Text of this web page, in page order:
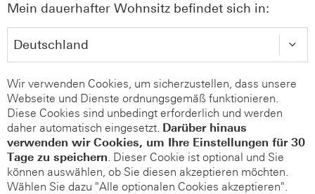
Mein dauerhafter Wohnsitz befindet sich in:
Wir verwenden Cookies, um sicherzustellen, dass unsere
Webseite und Dienste ordnungsgemäß funktionieren.
Diese Cookies sind unbedingt erforderlich und werden
daher automatisch eingesetzt. Darüber hinaus
verwenden wir Cookies, um Ihre Einstellungen für 30
Tage zu speichern. Dieser Cookie ist optional und Sie
können auswählen, ob Sie diesen akzeptieren möchten.
Wählen Sie dazu "Alle optionalen Cookies akzeptieren".